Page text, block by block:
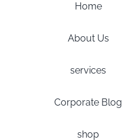
Home
About Us
services
Corporate Blog
shop